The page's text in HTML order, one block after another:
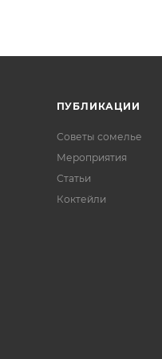
ПУБЛИКАЦИИ
Советы сомелье
Мероприятия
Статьи
Коктейли